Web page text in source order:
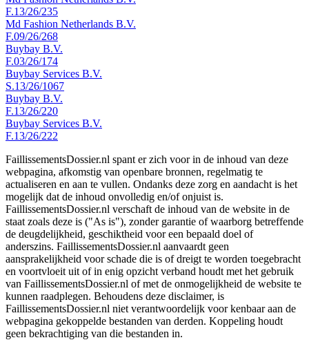
F.13/26/235
Md Fashion Netherlands B.V.
F.09/26/268
Buybay B.V.
F.03/26/174
Buybay Services B.V.
S.13/26/1067
Buybay B.V.
F.13/26/220
Buybay Services B.V.
F.13/26/222
FaillissementsDossier.nl spant er zich voor in de inhoud van deze
webpagina, afkomstig van openbare bronnen, regelmatig te
actualiseren en aan te vullen. Ondanks deze zorg en aandacht is het
mogelijk dat de inhoud onvolledig en/of onjuist is.
FaillissementsDossier.nl verschaft de inhoud van de website in de
staat zoals deze is ("As is"), zonder garantie of waarborg betreffende
de deugdelijkheid, geschiktheid voor een bepaald doel of
anderszins. FaillissementsDossier.nl aanvaardt geen
aansprakelijkheid voor schade die is of dreigt te worden toegebracht
en voortvloeit uit of in enig opzicht verband houdt met het gebruik
van FaillissementsDossier.nl of met de onmogelijkheid de website te
kunnen raadplegen. Behoudens deze disclaimer, is
FaillissementsDossier.nl niet verantwoordelijk voor kenbaar aan de
webpagina gekoppelde bestanden van derden. Koppeling houdt
geen bekrachtiging van die bestanden in.